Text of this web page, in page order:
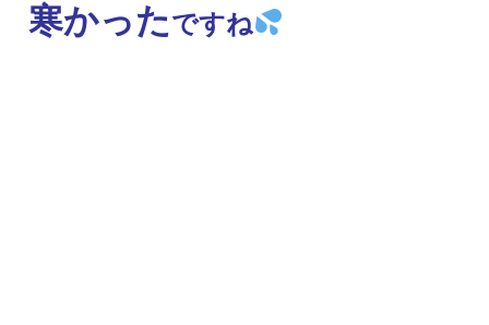
寒かったですね